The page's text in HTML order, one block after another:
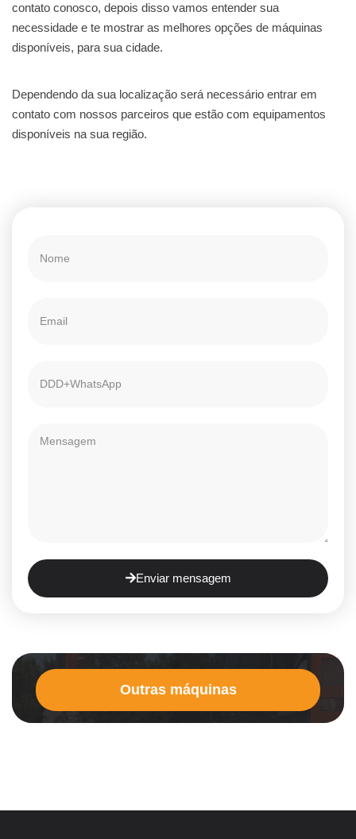
contato conosco, depois disso vamos entender sua
necessidade e te mostrar as melhores opções de máquinas
disponíveis, para sua cidade.
Dependendo da sua localização será necessário entrar em
contato com nossos parceiros que estão com equipamentos
disponíveis na sua região.
Enviar mensagem
Outras máquinas